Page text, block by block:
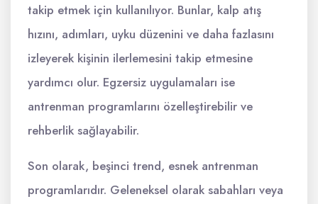
takip etmek için kullanılıyor. Bunlar, kalp atış
hızını, adımları, uyku düzenini ve daha fazlasını
izleyerek kişinin ilerlemesini takip etmesine
yardımcı olur. Egzersiz uygulamaları ise
antrenman programlarını özelleştirebilir ve
rehberlik sağlayabilir.
Son olarak, beşinci trend, esnek antrenman
programlarıdır. Geleneksel olarak sabahları veya